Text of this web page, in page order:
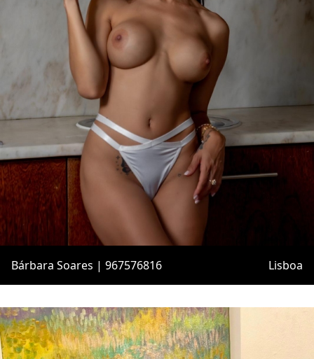
Bárbara Soares | 967576816 Lisboa